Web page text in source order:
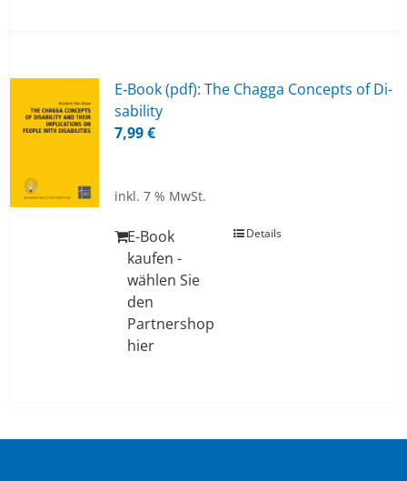
E‑Book (pdf): The Chag­ga Con­cepts of Di­
sa­bi­li­ty
7,99€
inkl. 7 % MwSt.
E-Book
kaufen -
wählen Sie
den
Partnershop
hier
Details